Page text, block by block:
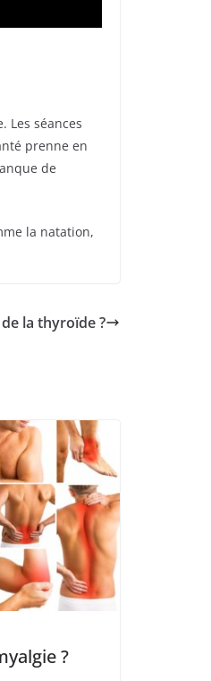
Les séances
prenne en
de
la natation,
la thyroïde ?
?